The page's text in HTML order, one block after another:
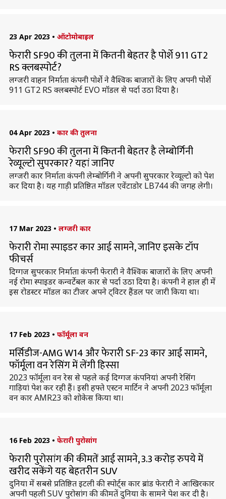
23 Apr 2023 • ऑटोमोबाइल
फेरारी SF90 की तुलना में कितनी बेहतर है पोर्शे 911 GT2
RS क्लबस्पोर्ट?
लग्जरी वाहन निर्माता कंपनी पोर्शे ने वैश्विक बाजारों के लिए अपनी पोर्शे
911 GT2 RS क्लबस्पोर्ट EVO मॉडल से पर्दा उठा दिया है।
04 Apr 2023 • कार की तुलना
फेरारी SF90 की तुलना में कितनी बेहतर है लेम्बोर्गिनी
रेव्यूल्टो सुपरकार? यहां जानिए
लग्जरी कार निर्माता कंपनी लेम्बोर्गिनी ने अपनी सुपरकार रेव्यूल्टो को पेश
कर दिया है। यह गाड़ी प्रतिष्ठित मॉडल एवेंटाडोर LB744 की जगह लेगी।
17 Mar 2023 • लग्जरी कार
फेरारी रोमा स्पाइडर कार आई सामने, जानिए इसके टॉप
फीचर्स
दिग्गज सुपरकार निर्माता कंपनी फेरारी ने वैश्विक बाजारों के लिए अपनी
नई रोमा स्पाइडर कन्वर्टेबल कार से पर्दा उठा दिया है। कंपनी ने हाल ही में
इस रोडस्टर मॉडल का टीजर अपने ट्विटर हैंडल पर जारी किया था।
17 Feb 2023 • फॉर्मूला वन
मर्सिडीज-AMG W14 और फेरारी SF-23 कार आई सामने,
फॉर्मूला वन रेसिंग में लेंगी हिस्सा
2023 फॉर्मूला वन रेस से पहले कई दिग्गज कंपनियां अपनी रेसिंग
गाड़ियां पेश कर रही हैं। इसी हफ्ते एस्टन मार्टिन ने अपनी 2023 फॉर्मूला
वन कार AMR23 को शोकेस किया था।
16 Feb 2023 • फेरारी पुरोसांग
फेरारी पुरोसांग की कीमतें आई सामने, 3.3 करोड़ रुपये में
खरीद सकेंगे यह बेहतरीन SUV
दुनिया में सबसे प्रतिष्ठित इटली की स्पोर्ट्स कार ब्रांड फेरारी ने आखिरकार
अपनी पहली SUV पुरोसांग की कीमतें दुनिया के सामने पेश कर दी है।